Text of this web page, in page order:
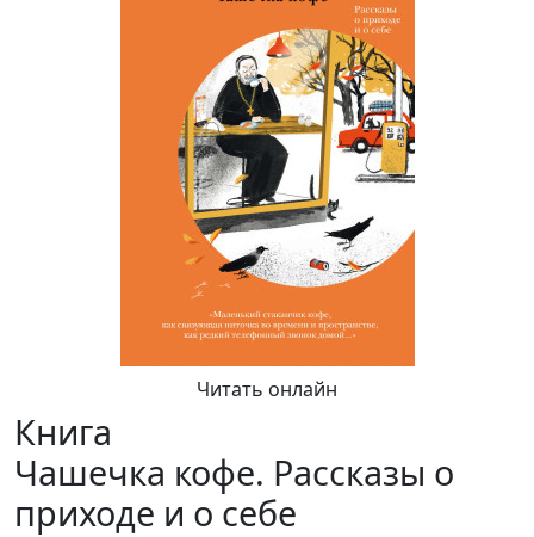
Читать онлайн
Книга
Чашечка кофе. Рассказы о
приходе и о себе